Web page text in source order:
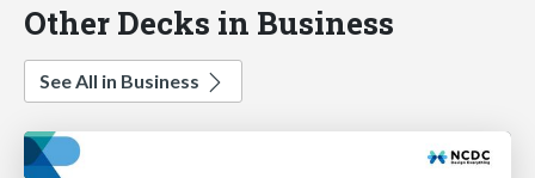
Other Decks in Business
See All in Business